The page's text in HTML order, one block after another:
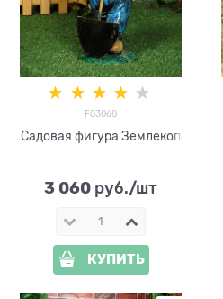
F03068
Садовая фигура Землекоп
3 060 руб./шт
КУПИТЬ